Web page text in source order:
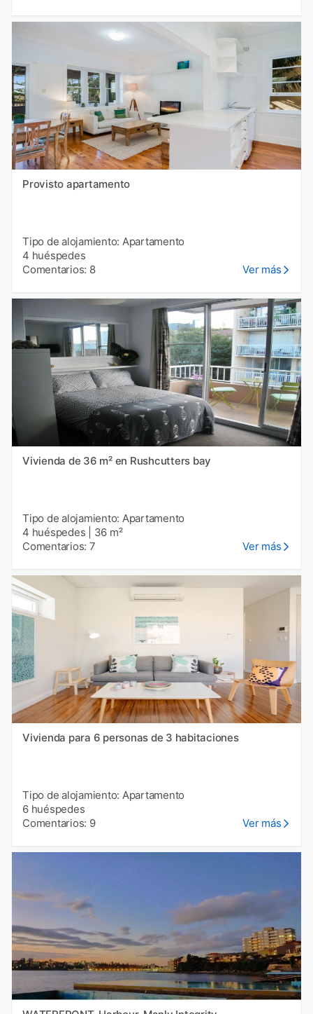
Provisto apartamento
Tipo de alojamiento: Apartamento
4 huéspedes
Comentarios: 8
Ver más
Vivienda de 36 m² en Rushcutters bay
Tipo de alojamiento: Apartamento
4 huéspedes
36 m²
Comentarios: 7
Ver más
Vivienda para 6 personas de 3 habitaciones
Tipo de alojamiento: Apartamento
6 huéspedes
Comentarios: 9
Ver más